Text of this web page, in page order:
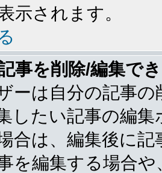
示されます。
事を削除/編集で
ーは自分の記事
したい記事の編
合は、編集後に
を編集する場合